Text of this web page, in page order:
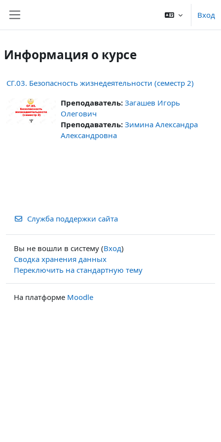
Вход
Информация о курсе
СГ.03. Безопасность жизнедеятельности (семестр 2)
Преподаватель: Загашев Игорь
Олегович
Преподаватель: Зимина Александра
Александровна
Служба поддержки сайта
Вы не вошли в систему (Вход)
Сводка хранения данных
Переключить на стандартную тему
На платформе Moodle